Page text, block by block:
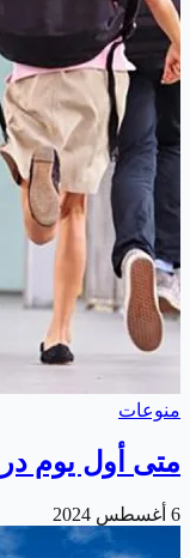
منوعات
متى أول يوم
6 أغسطس 2024